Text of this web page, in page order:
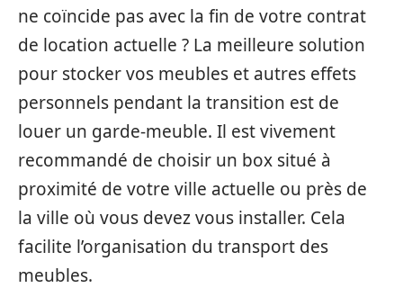
ne coïncide pas avec la fin de votre contrat
de location actuelle ? La meilleure solution
pour stocker vos meubles et autres effets
personnels pendant la transition est de
louer un garde-meuble. Il est vivement
recommandé de choisir un box situé à
proximité de votre ville actuelle ou près de
la ville où vous devez vous installer. Cela
facilite l’organisation du transport des
meubles.